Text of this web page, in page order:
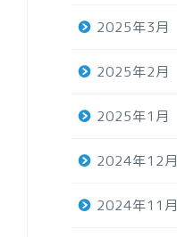
2025年3月
2025年2月
2025年1月
2024年12月
2024年11月